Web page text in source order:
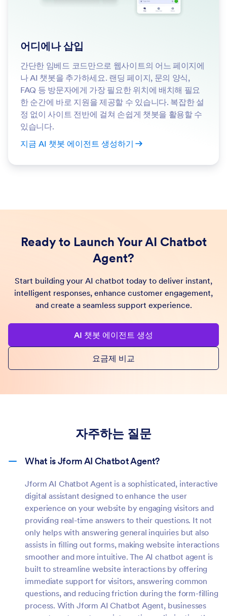
어디에나 삽입
간단한 임베드 코드만으로 웹사이트의 어느 페이지에
나 AI 챗봇을 추가하세요. 랜딩 페이지, 문의 양식,
FAQ 등 방문자에게 가장 필요한 위치에 배치해 필요
한 순간에 바로 지원을 제공할 수 있습니다. 복잡한 설
정 없이 사이트 전반에 걸쳐 손쉽게 챗봇을 활용할 수
있습니다.
지금 AI 챗봇 에이전트 생성하기
Ready to Launch Your AI Chatbot
Agent?
Start building your AI chatbot today to deliver instant,
intelligent responses, enhance customer engagement,
and create a seamless support experience.
AI 챗봇 에이전트 생성
요금제 비교
자주하는 질문
What is Jform AI Chatbot Agent?
Jform AI Chatbot Agent is a sophisticated, interactive
digital assistant designed to enhance the user
experience on your website by engaging visitors and
providing real-time answers to their questions. It not
only helps with answering general inquiries but also
assists in filling out forms, making website interactions
smoother and more intuitive. The AI chatbot agent is
built to streamline website interactions by offering
immediate support for visitors, answering common
questions, and reducing friction during the form-filling
process. With Jform AI Chatbot Agent, businesses